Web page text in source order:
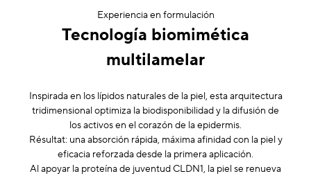
Experiencia en formulación
Tecnología biomimética
multilamelar
Inspirada en los lípidos naturales de la piel, esta arquitectura
tridimensional optimiza la biodisponibilidad y la difusión de
los activos en el corazón de la epidermis.
Résultat: una absorción rápida, máxima afinidad con la piel y
eficacia reforzada desde la primera aplicación.
Al apoyar la proteína de juventud CLDN1, la piel se renueva